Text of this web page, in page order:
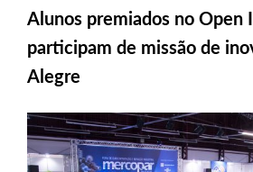
Alunos premiados no Open
participam de missão de
Alegre